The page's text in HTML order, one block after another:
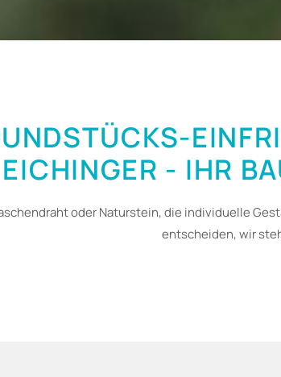
EICHINGER - IHR
oder Naturstein, die individuelle
entscheiden, wir